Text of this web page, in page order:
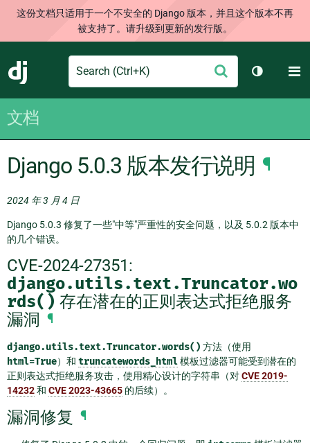
这份文档只适用于一个不安全的 Django 版本，并且这个版本不再
被支持了。请升级到更新的发行版。
Django
Search
交
切换主题
文档
Django 5.0.3 版本发行说明 ¶
2024 年 3 月 4 日
Django 5.0.3 修复了一些"中等"严重性的安全问题，以及 5.0.2 版本中
的几个错误。
CVE-2024-27351:
django.utils.text.Truncator.wo
rds() 存在潜在的正则表达式拒绝服务
漏洞 ¶
django.utils.text.Truncator.words() 方法（使用
html=True）和 truncatewords_html模板过滤器可能受到潜在的
正则表达式拒绝服务攻击，使用精心设计的字符串（对CVE 2019-
14232和 CVE 2023-43665 的后续）。
漏洞修复 ¶